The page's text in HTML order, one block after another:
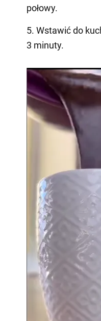
połowy.
5. Wstawić do
3 minuty.